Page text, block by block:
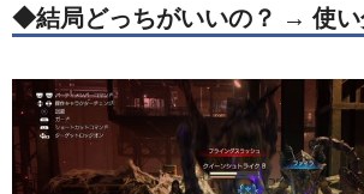
◆結局どっちがいいの？ → 使い